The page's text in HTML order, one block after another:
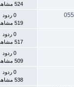
524 مشاهدة
0 ردود
519 مشاهدة
0 ردود
517 مشاهدة
0 ردود
509 مشاهدة
0 ردود
538 مشاهدة